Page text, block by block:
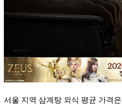
서울 지역 삼계탕 외식 평균 가격